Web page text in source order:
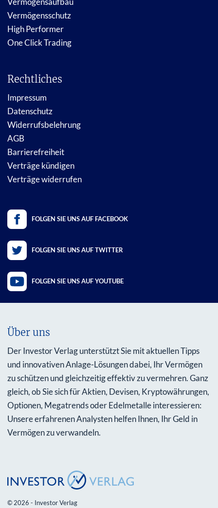
Vermögensschutz
High Performer
One Click Trading
Rechtliches
Impressum
Datenschutz
Widerrufsbelehrung
AGB
Barrierefreiheit
Verträge kündigen
Verträge widerrufen
FOLGEN SIE UNS AUF FACEBOOK
FOLGEN SIE UNS AUF TWITTER
FOLGEN SIE UNS AUF YOUTUBE
Über uns
Der Investor Verlag unterstützt Sie mit aktuellen Tipps
und innovativen Anlage-Lösungen dabei, Ihr Vermögen
zu schützen und gleichzeitig effektiv zu vermehren. Ganz
gleich, ob Sie sich für Aktien, Devisen, Kryptowährungen,
Optionen, Megatrends oder Edelmetalle interessieren:
Unsere erfahrenen Analysten helfen Ihnen, Ihr Geld in
Vermögen zu verwandeln.
© 2026 - Investor Verlag